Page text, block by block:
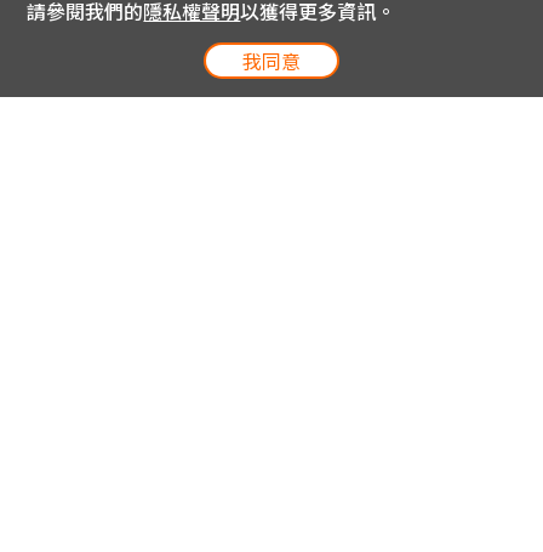
請參閱我們的隱私權聲明以獲得更多資訊。
我同意